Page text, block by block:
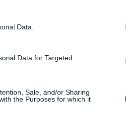
Data.
Data for Targeted
Sale, and/or Sharing
the Purposes for which it
Στέφανο Κασσελάκη.
το 40% των
συγκεντρώνει το 29%
τουςόρους χρήσης